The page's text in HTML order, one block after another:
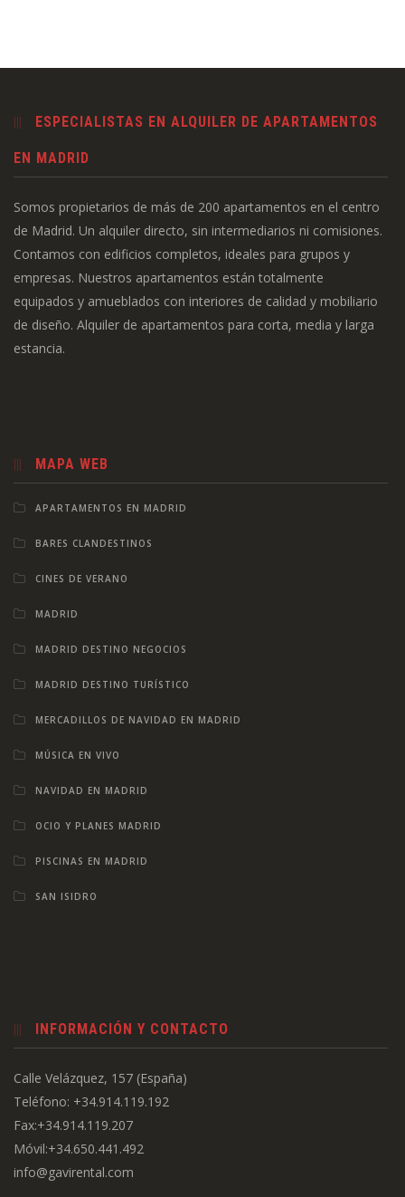
ESPECIALISTAS EN ALQUILER DE APARTAMENTOS
EN MADRID
Somos propietarios de más de 200 apartamentos en el centro
de Madrid. Un alquiler directo, sin intermediarios ni comisiones.
Contamos con edificios completos, ideales para grupos y
empresas. Nuestros apartamentos están totalmente
equipados y amueblados con interiores de calidad y mobiliario
de diseño. Alquiler de apartamentos para corta, media y larga
estancia.
MAPA WEB
APARTAMENTOS EN MADRID
BARES CLANDESTINOS
CINES DE VERANO
MADRID
MADRID DESTINO NEGOCIOS
MADRID DESTINO TURÍSTICO
MERCADILLOS DE NAVIDAD EN MADRID
MÚSICA EN VIVO
NAVIDAD EN MADRID
OCIO Y PLANES MADRID
PISCINAS EN MADRID
SAN ISIDRO
INFORMACIÓN Y CONTACTO
Calle Velázquez, 157 (España)
Teléfono: +34.914.119.192
Fax:+34.914.119.207
Móvil:+34.650.441.492
info@gavirental.com